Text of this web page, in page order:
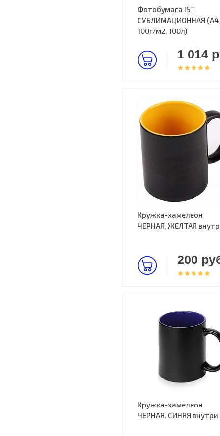
Фотобумага IST
СУБЛИМАЦИОННАЯ
100г/м2, 100л)
1 014
Кружка-хамелеон
ЧЕРНАЯ, ЖЕЛТАЯ
200
Кружка-хамелеон
ЧЕРНАЯ, СИНЯЯ внутри